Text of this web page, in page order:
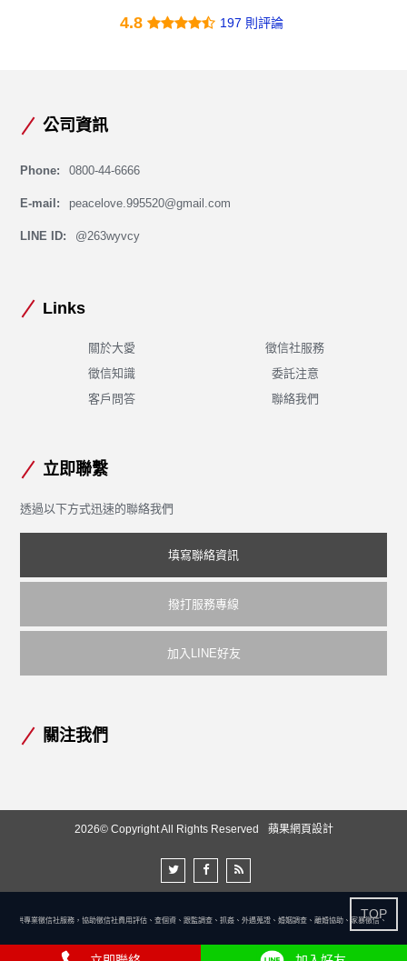
4.8 197 則評論
TOP
公司資訊
Phone: 0800-44-6666
E-mail: peacelove.995520@gmail.com
LINE ID: @263wyvcy
Links
關於大愛
徵信社服務
徵信知識
委託注意
客戶問答
聯絡我們
立即聯繫
透過以下方式迅速的聯絡我們
填寫聯絡資訊
撥打服務專線
加入LINE好友
關注我們
2026© Copyright All Rights Reserved 蘋果網頁設計
提供專業徵信社服務，協助徵信社費用評估、查個資、跟監調查、抓姦、外遇蒐證、婚姻調查、離婚協助、家暴徵信、尋人